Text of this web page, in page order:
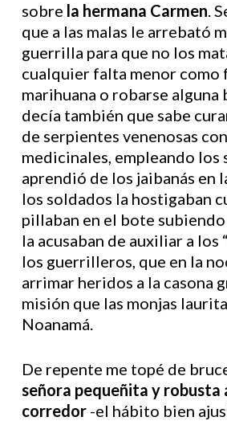
sobre la hermana Carmen.
que a las malas le arrebató
guerrilla para que no los
cualquier falta menor como
marihuana o robarse alguna
decía también que sabe
de serpientes venenosas
medicinales, empleando los
aprendió de los jaibanás en
los soldados la hostigaban
pillaban en el bote
la acusaban de auxiliar a los
los guerrilleros, que en la
arrimar heridos a la casona
misión que las monjas
Noanamá.
De repente me topé de
señora pequeñita y robusta
corredor-el hábito bien